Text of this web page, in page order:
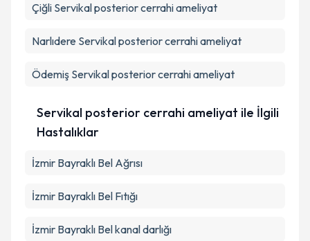
Çiğli Servikal posterior cerrahi ameliyat
Narlıdere Servikal posterior cerrahi ameliyat
Ödemiş Servikal posterior cerrahi ameliyat
Servikal posterior cerrahi ameliyat ile İlgili
Hastalıklar
İzmir Bayraklı Bel Ağrısı
İzmir Bayraklı Bel Fıtığı
İzmir Bayraklı Bel kanal darlığı